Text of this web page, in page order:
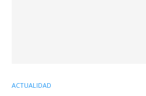
ACTUALIDAD